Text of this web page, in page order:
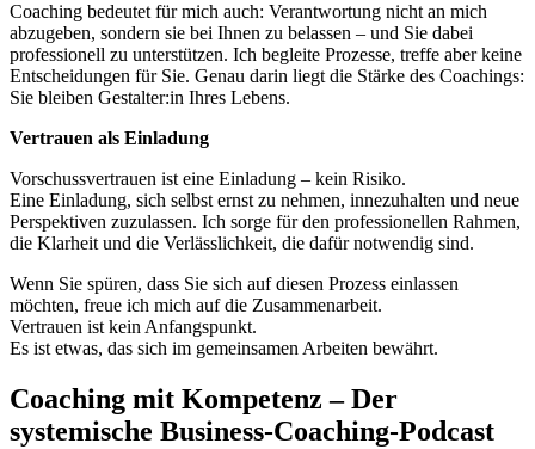
Coaching bedeutet für mich auch: Verantwortung nicht an mich
abzugeben, sondern sie bei Ihnen zu belassen – und Sie dabei
professionell zu unterstützen. Ich begleite Prozesse, treffe aber keine
Entscheidungen für Sie. Genau darin liegt die Stärke des Coachings:
Sie bleiben Gestalter:in Ihres Lebens.
Vertrauen als Einladung
Vorschussvertrauen ist eine Einladung – kein Risiko.
Eine Einladung, sich selbst ernst zu nehmen, innezuhalten und neue
Perspektiven zuzulassen. Ich sorge für den professionellen Rahmen,
die Klarheit und die Verlässlichkeit, die dafür notwendig sind.
Wenn Sie spüren, dass Sie sich auf diesen Prozess einlassen
möchten, freue ich mich auf die Zusammenarbeit.
Vertrauen ist kein Anfangspunkt.
Es ist etwas, das sich im gemeinsamen Arbeiten bewährt.
Coaching mit Kompetenz – Der
systemische Business-Coaching-Podcast